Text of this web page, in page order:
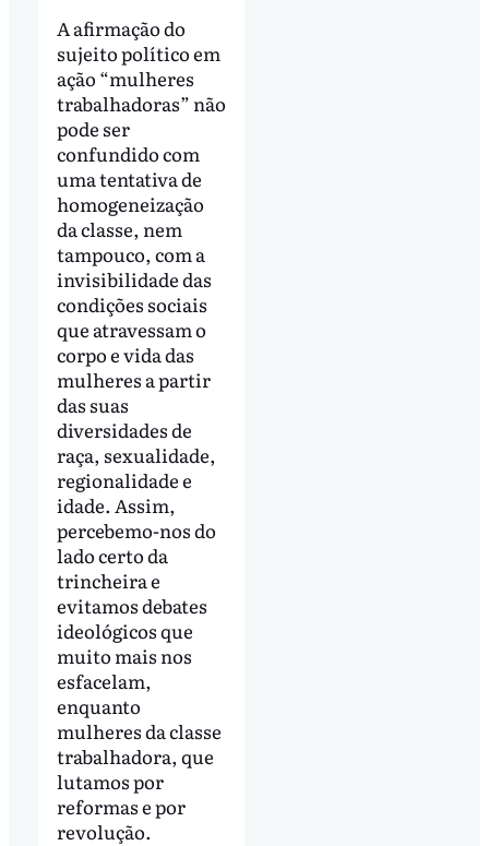
A afirmação do
sujeito político em
ação “mulheres
trabalhadoras” não
pode ser
confundido com
uma tentativa de
homogeneização
da classe, nem
tampouco, com a
invisibilidade das
condições sociais
que atravessam o
corpo e vida das
mulheres a partir
das suas
diversidades de
raça, sexualidade,
regionalidade e
idade. Assim,
percebemo-nos do
lado certo da
trincheira e
evitamos debates
ideológicos que
muito mais nos
esfacelam,
enquanto
mulheres da classe
trabalhadora, que
lutamos por
reformas e por
revolução.